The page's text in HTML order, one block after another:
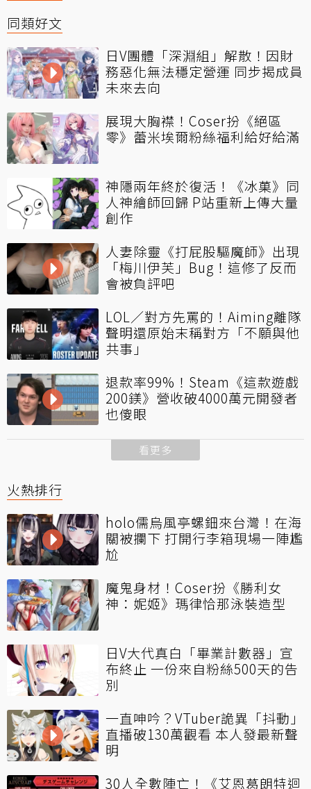
同類好文
日V團體「深淵組」解散！因財
務惡化無法穩定營運 同步揭成員
未來去向
展現大胸襟！Coser扮《絕區
零》蕾米埃爾粉絲福利給好給滿
神隱兩年終於復活！《冰菓》同
人神繪師回歸 P站重新上傳大量
創作
人妻除靈《打屁股驅魔師》出現
「梅川伊芙」Bug！這修了反而
會被負評吧
LOL／對方先罵的！Aiming離隊
聲明還原始末稱對方「不願與他
共事」
退款率99%！Steam《這款遊戲
200鎂》營收破4000萬元開發者
也傻眼
看更多
火熱排行
holo儒烏風亭螺鈿來台灣！在海
關被攔下 打開行李箱現場一陣尷
尬
魔鬼身材！Coser扮《勝利女
神：妮姬》瑪律恰那泳裝造型
日V大代真白「畢業計數器」宣
布終止 一份來自粉絲500天的告
別
一直呻吟？VTuber詭異「抖動」
直播破130萬觀看 本人發最新聲
明
30人全數陣亡！《艾恩葛朗特迴